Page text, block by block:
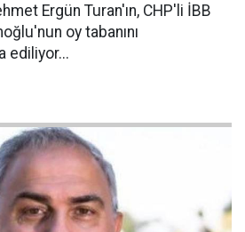
Ergün Turan'ın, CHP'li İBB
oy tabanını
ediliyor...